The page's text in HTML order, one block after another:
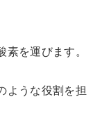
素を運びます。
ような役割を担